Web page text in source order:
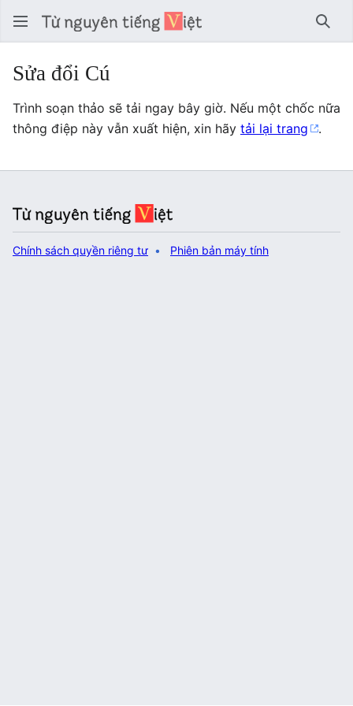
Tìm
Sửa đổi Cú
Trình soạn thảo sẽ tải ngay bây giờ. Nếu một chốc nữa
thông điệp này vẫn xuất hiện, xin hãy tải lại trang .
Chính sách quyền riêng tư Phiên bản máy tính